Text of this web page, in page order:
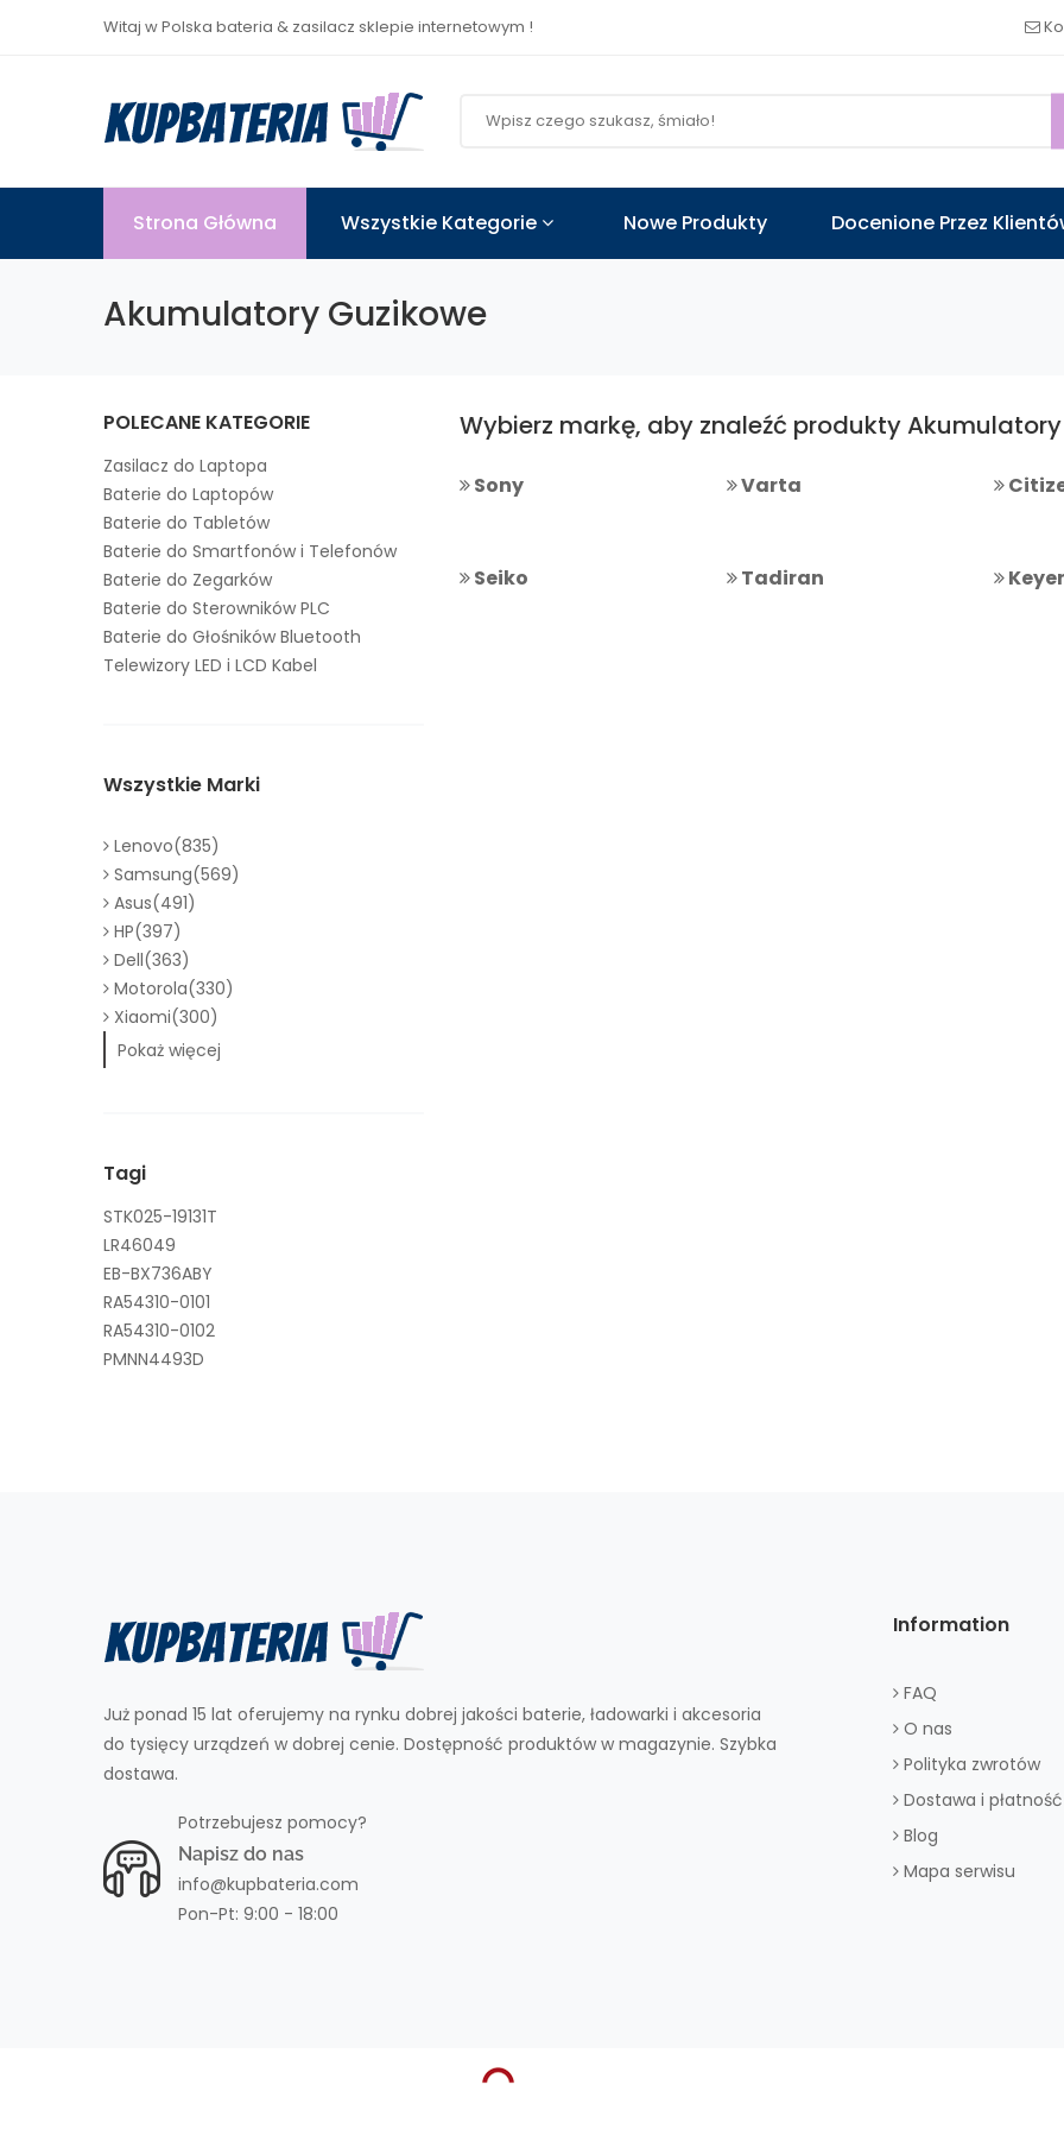
Witaj w Polska bateria & zasilacz sklepie internetowym !
Strona Główna Wszystkie Kategorie Nowe Produkty Docenione Przez
Akumulatory Guzikowe
POLECANE KATEGORIE
Zasilacz do Laptopa
Baterie do Laptopów
Baterie do Tabletów
Baterie do Smartfonów i Telefonów
Baterie do Zegarków
Baterie do Sterowników PLC
Baterie do Głośników Bluetooth
Telewizory LED i LCD Kabel
Wszystkie Marki
Lenovo(835)
Samsung(569)
Asus(491)
HP(397)
Dell(363)
Motorola(330)
Xiaomi(300)
Pokaż więcej
Tagi
STK025-19131T
LR46049
EB-BX736ABY
RA54310-0101
RA54310-0102
PMNN4493D
Wybierz markę, aby znaleźć produkty
Sony Varta
Seiko Tadiran
Już ponad 15 lat oferujemy na rynku dobrej jakości baterie, ładowarki i akcesoria
do tysięcy urządzeń w dobrej cenie. Dostępność produktów w magazynie. Szybka
dostawa.
Potrzebujesz pomocy?
Napisz do nas
info@kupbateria.com
Pon-Pt: 9:00 - 18:00
Information
FAQ
O nas
Polityka zwrotów
Dostawa i płatność
Blog
Mapa serwisu